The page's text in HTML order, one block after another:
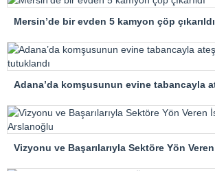
Mersin’de bir evden 5 kamyon çöp çıkarıldı